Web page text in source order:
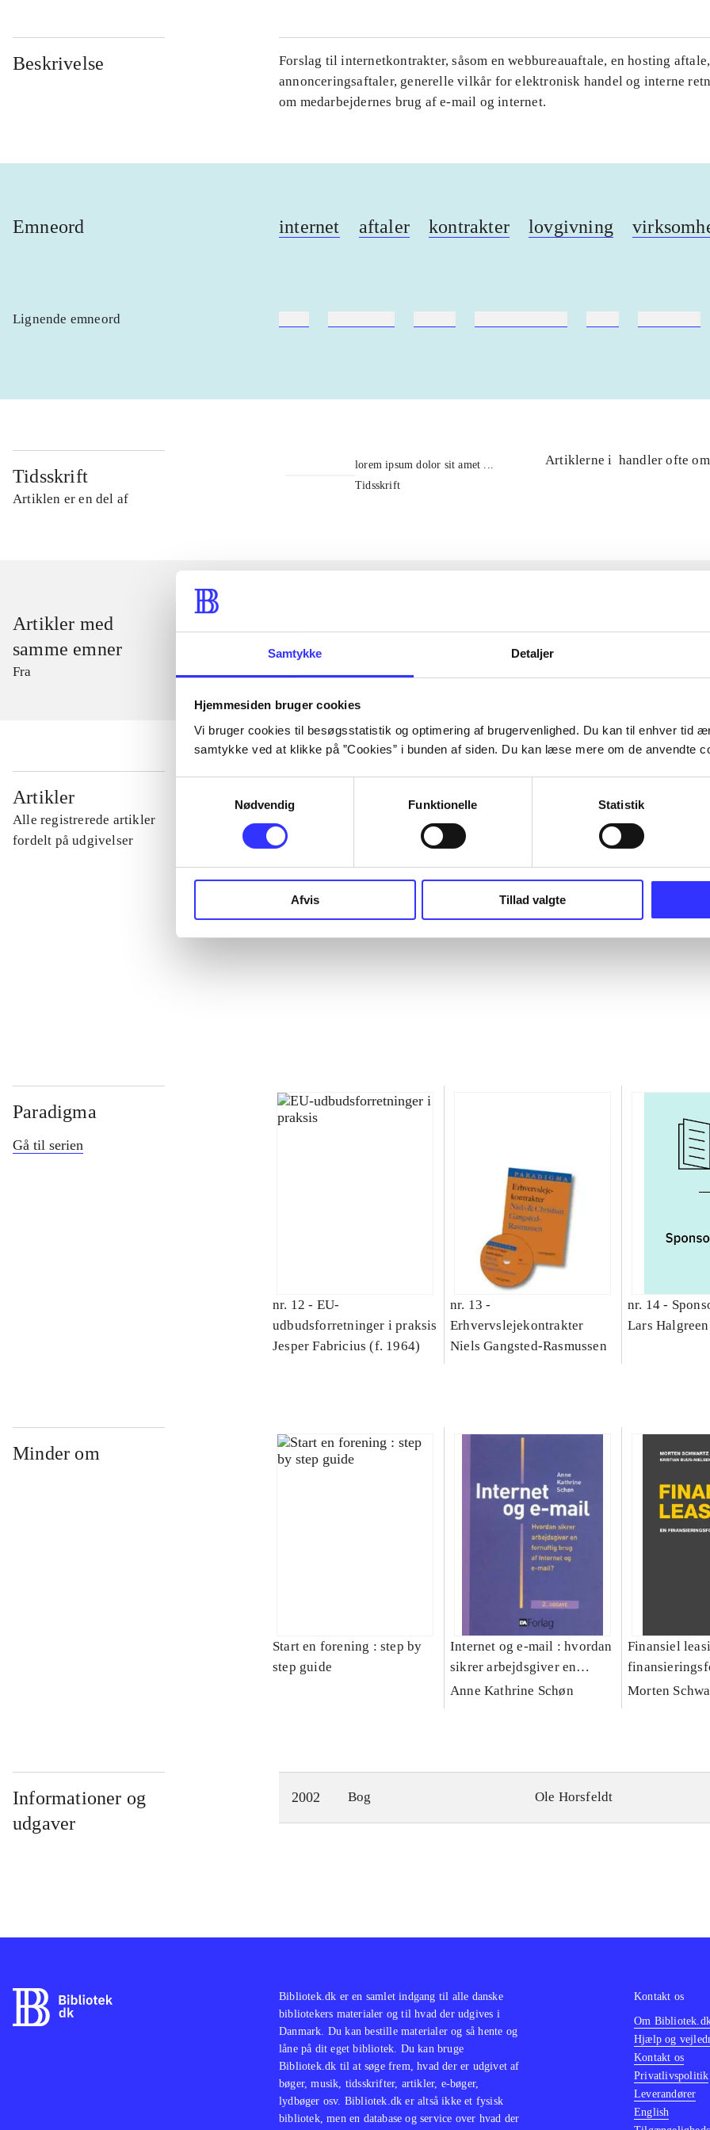
Samtykke Detaljer
Hjemmesiden bruger cookies
Vi bruger cookies til besøgsstatistik og optimering af brugervenlighed. Du kan til enhver tid
samtykke ved at klikke på ”Cookies” i bunden af siden. Du kan læse mere om de anvendte
Nødvendig
Funktionelle Statistik
Afvis Tillad valgte
Beskrivelse
Forslag til internetkontrakter, såsom en webbureauaftale, en hosting
annonceringsaftaler, generelle vilkår for elektronisk handel og interne
om medarbejdernes brug af e-mail og internet.
Emneord internet aftaler kontrakter lovgivning
Lignende emneord
Tidsskrift
Artiklen er en del af
lorem ipsum dolor sit amet ...
Tidsskrift
Artiklerne i handler ofte om
Artikler med
samme emner
Fra
Artikler
Alle registrerede artikler
fordelt på udgivelser
...
...
Paradigma
Gå til serien
nr. 12 - EU-
udbudsforretninger i praksis
Jesper Fabricius (f. 1964)
nr. 13 -
Erhvervslejekontrakter
Niels Gangsted-Rasmussen
nr. 14 -
Lars
Minder om
Start en forening : step by
step guide
Internet og e-mail : hvordan
sikrer arbejdsgiver en
fornuftig brug af Internet og
Anne Kathrine Schøn
Finansiel
Morten
Informationer og
udgaver
2002 Bog Ole Horsfeldt
Bibliotek.dk er en samlet indgang til alle danske
bibliotekers materialer og til hvad der udgives i
Danmark. Du kan bestille materialer og så hente og
låne på dit eget bibliotek. Du kan bruge
Bibliotek.dk til at søge frem, hvad der er udgivet af
bøger, musik, tidsskrifter, artikler, e-bøger,
lydbøger osv. Bibliotek.dk er altså ikke et fysisk
bibliotek, men en database og service over hvad der
Kontakt os
Om
Hjælp og
Kontakt os
Privatlivspolitik
Leverandører
English